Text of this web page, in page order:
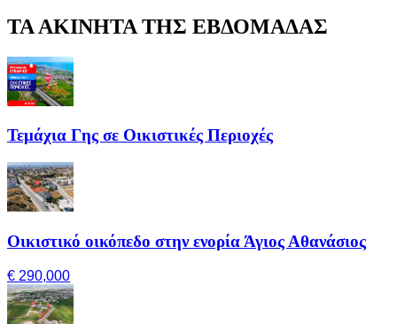
ΤΑ ΑΚΙΝΗΤΑ ΤΗΣ ΕΒΔΟΜΑΔΑΣ
Τεμάχια Γης σε Οικιστικές Περιοχές
Οικιστικό οικόπεδο στην ενορία Άγιος Αθανάσιος
€ 290,000